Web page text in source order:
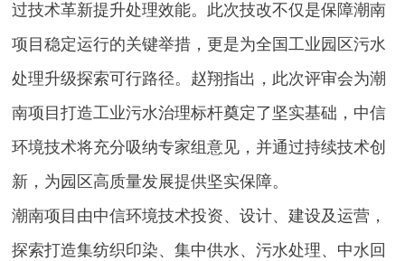
过技术革新提升处理效能。此次技改不仅是保障潮南
项目稳定运行的关键举措，更是为全国工业园区污水
处理升级探索可行路径。赵翔指出，此次评审会为潮
南项目打造工业污水治理标杆奠定了坚实基础，中信
环境技术将充分吸纳专家组意见，并通过持续技术创
新，为园区高质量发展提供坚实保障。
潮南项目由中信环境技术投资、设计、建设及运营，
探索打造集纺织印染、集中供水、污水处理、中水回